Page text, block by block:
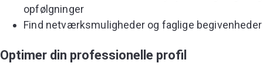
opfølgninger
Find netværksmuligheder og faglige begivenheder
Optimer din professionelle profil